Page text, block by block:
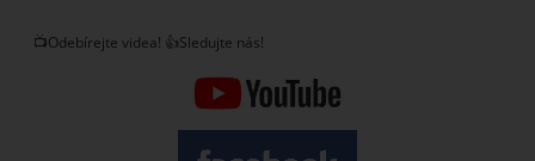
📺Odebírejte videa! 👍Sledujte nás!